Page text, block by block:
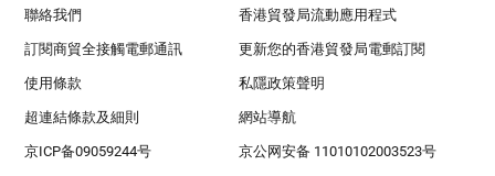
聯絡我們 香港貿發局流動應用程式
訂閱商貿全接觸電郵通訊 更新您的香港貿發局電郵訂閱
使用條款 私隱政策聲明
超連結條款及細則 網站導航
京ICP备09059244号 京公网安备 11010102003523号